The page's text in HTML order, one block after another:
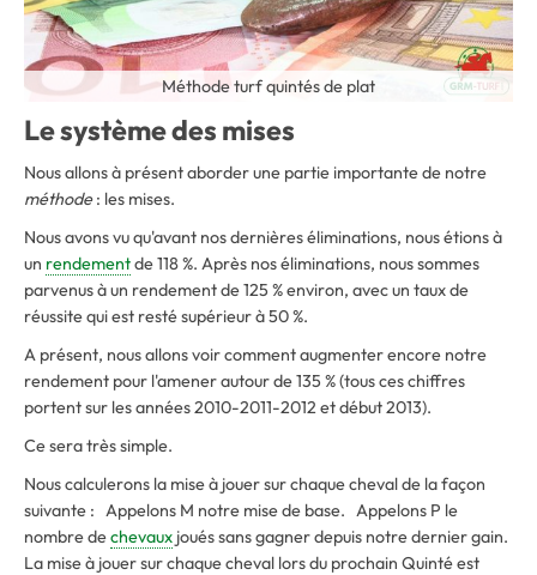
Méthode turf quintés de plat
Le système des mises
Nous allons à présent aborder une partie importante de notre
méthode: les mises.
Nous avons vu qu'avant nos dernières éliminations, nous étions à
un rendementde 118 %. Après nos éliminations, nous sommes
parvenus à un rendement de 125 % environ, avec un taux de
réussite qui est resté supérieur à 50 %.
A présent, nous allons voir comment augmenter encore notre
rendement pour l'amener autour de 135 % (tous ces chiffres
portent sur les années 2010-2011-2012 et début 2013).
Ce sera très simple.
Nous calculerons la mise à jouer sur chaque cheval de la façon
suivante : Appelons M notre mise de base. Appelons P le
nombre dechevaux joués sans gagner depuis notre dernier gain.
La mise à jouer sur chaque cheval lors du prochain Quinté est